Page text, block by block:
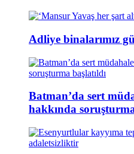
Adliye binalarımız
Batman’da sert
hakkında